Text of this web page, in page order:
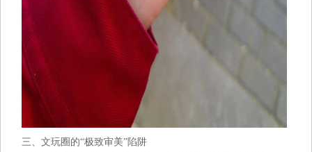
三、文玩圈的“极致审美”陷阱